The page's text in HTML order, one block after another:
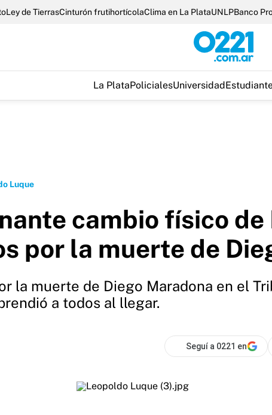
Ley de TierrasCinturón frutihortícolaClima en La PlataUNLPBanco
La PlataPolicialesUniversidad
Luque
cambio físico de
por la muerte de
la muerte de Diego Maradona en el
a todos al llegar.
Seguí a 0221 en